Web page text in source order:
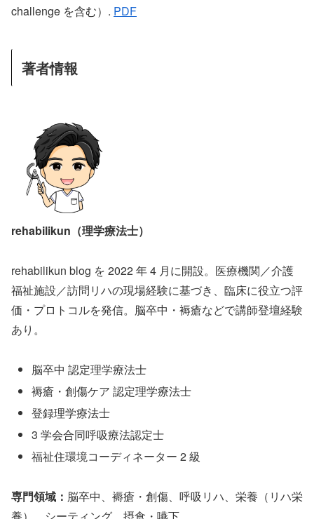
challenge を含む）. PDF
著者情報
rehabilikun（理学療法士）
rehabilikun blog を 2022 年 4 月に開設。医療機関／介護
福祉施設／訪問リハの現場経験に基づき、臨床に役立つ評
価・プロトコルを発信。脳卒中・褥瘡などで講師登壇経験
あり。
脳卒中 認定理学療法士
褥瘡・創傷ケア 認定理学療法士
登録理学療法士
3 学会合同呼吸療法認定士
福祉住環境コーディネーター 2 級
専門領域： 脳卒中、褥瘡・創傷、呼吸リハ、栄養（リハ栄